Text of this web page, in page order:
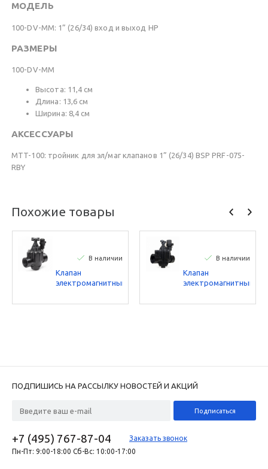
МОДЕЛЬ
100-DV-ММ: 1” (26/34) вход и выход НР
РАЗМЕРЫ
100-DV-ММ
Высота: 11,4 см
Длина: 13,6 см
Ширина: 8,4 см
АКСЕССУАРЫ
МTT-100: тройник для эл/маг клапанов 1” (26/34) BSP PRF-075-
RBY
Похожие товары
В наличии
Клапан
электромагнитный
1” ВP 24В
В наличии
Клапан
электромагнитный
1,5” ВP 24В
ПОДПИШИСЬ НА РАССЫЛКУ НОВОСТЕЙ И АКЦИЙ
+7 (495) 767-87-04
Заказать звонок
Пн-Пт: 9:00-18:00 Сб-Вс: 10:00-17:00